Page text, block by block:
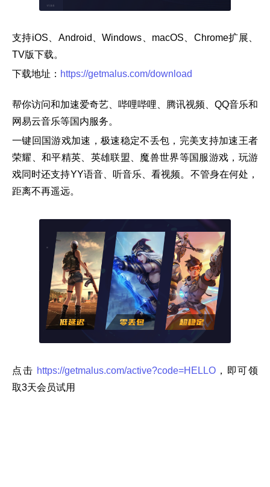
支持iOS、Android、Windows、macOS、Chrome扩展、
TV版下载。
下载地址： https://getmalus.com/download
帮你访问和加速爱奇艺、哔哩哔哩、腾讯视频、QQ音乐和
网易云音乐等国内服务。
一键回国游戏加速，极速稳定不丢包，完美支持加速王者
荣耀、和平精英、英雄联盟、魔兽世界等国服游戏，玩游
戏同时还支持YY语音、听音乐、看视频。不管身在何处，
距离不再遥远。
点击 https://getmalus.com/active?code=HELLO，即可领
取3天会员试用